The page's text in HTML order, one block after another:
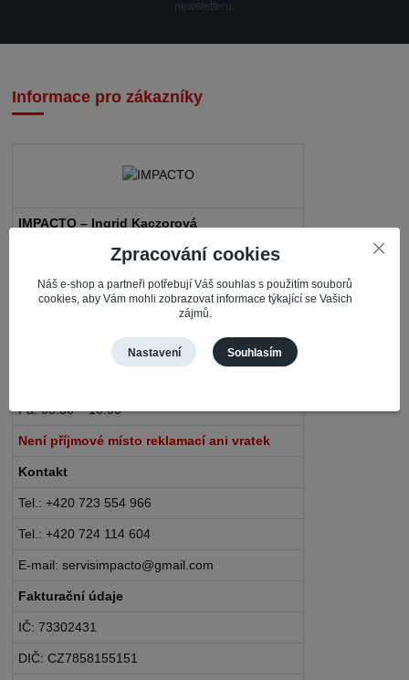
newsletteru.
Informace pro zákazníky
IMPACTO – Ingrid Kaczorová
735 81 Bohumín – Nový Bohumín
Pá: 08:30 – 16:00
Není příjmové místo reklamací ani vratek
Kontakt
Tel.: +420 723 554 966
Tel.: +420 724 114 604
E-mail: servisimpacto@gmail.com
Fakturační údaje
IČ: 73302431
DIČ: CZ7858155151
Zpracování cookies
Náš e-shop a partneři potřebují Váš souhlas s použitím souborů
cookies, aby Vám mohli zobrazovat informace týkající se Vašich
zájmů.
Nastavení Souhlasím